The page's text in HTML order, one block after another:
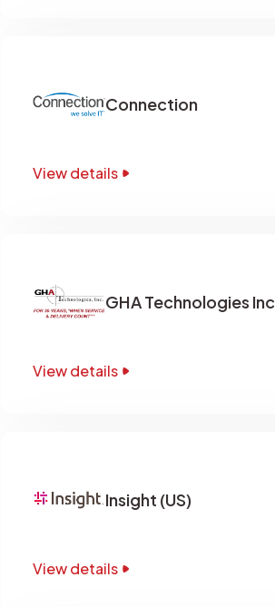
Connection
View details
GHA Technologies Inc
View details
Insight (US)
View details